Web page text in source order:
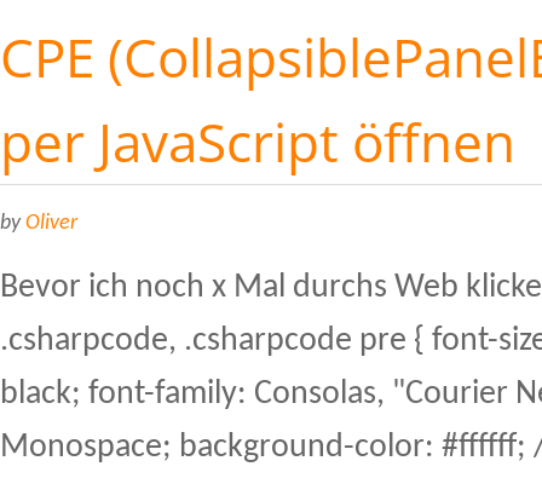
CPE
per JavaScript öffnen
byOliver
Bevor ich noch x Mal durchs Web
.csharpcode, .csharpcode pre { font-
black; font-family: Consolas, "Courier
Monospace; background-color: #ffffff;